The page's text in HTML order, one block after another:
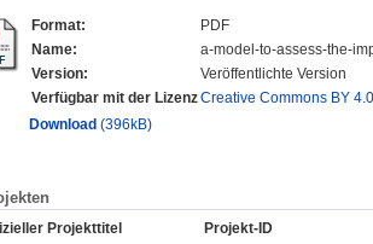
Format:
PDF
Name:
a-model-to-assess-the-
Version:
Veröffentlichte Version
Verfügbar mit der LizenzCreative Commons BY
Download (396kB)
Projekttitel
Projekt-ID